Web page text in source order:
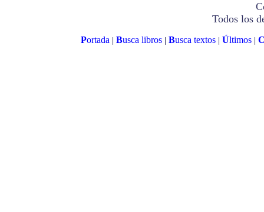
Todos los
Portada| Busca libros| Busca textos| Últimos|